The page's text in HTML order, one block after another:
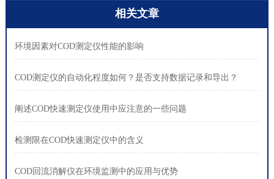
相关文章
环境因素对COD测定仪性能的影响
COD测定仪的自动化程度如何？是否支持数据记录和导出？
阐述COD快速测定仪使用中应注意的一些问题
检测限在COD快速测定仪中的含义
COD回流消解仪在环境监测中的应用与优势